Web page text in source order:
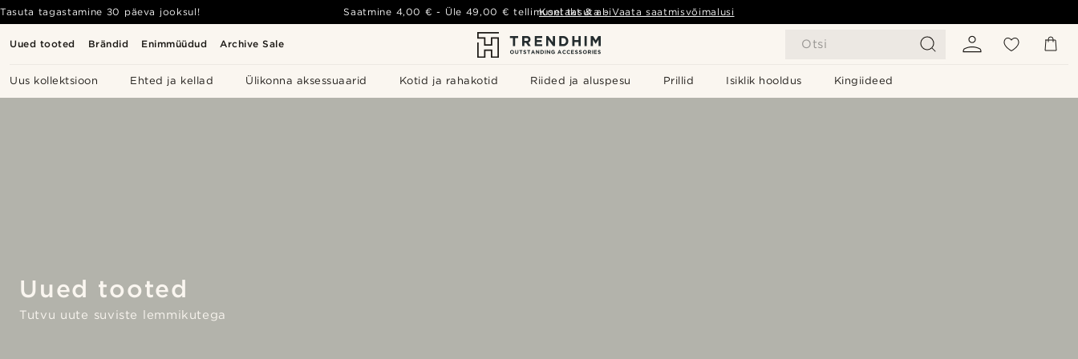
Uued tooted Brändid Enimmüüdud Archive Sale Otsi
Uus kollektsioon Ehted ja kellad Ülikonna aksessuaarid Kotid ja rahakotid Riided ja aluspesu Prillid Isiklik hooldus Kingiideed
Tasuta tagastamine 30 päeva jooksul! Saatmine 4,00 € - Üle 49,00 € tellimusel tasuta- Vaata saatmisvõimalusi
Kontakt & abi
Uued tooted
Tutvu uute suviste lemmikutega